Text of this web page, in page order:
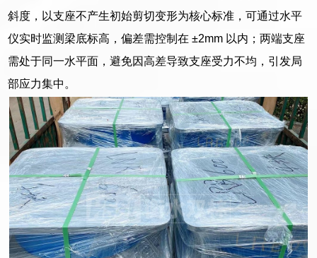
斜度，以支座不产生初始剪切变形为核心标准，可通过水平
仪实时监测梁底标高，偏差需控制在 ±2mm 以内；两端支座
需处于同一水平面，避免因高差导致支座受力不均，引发局
部应力集中。